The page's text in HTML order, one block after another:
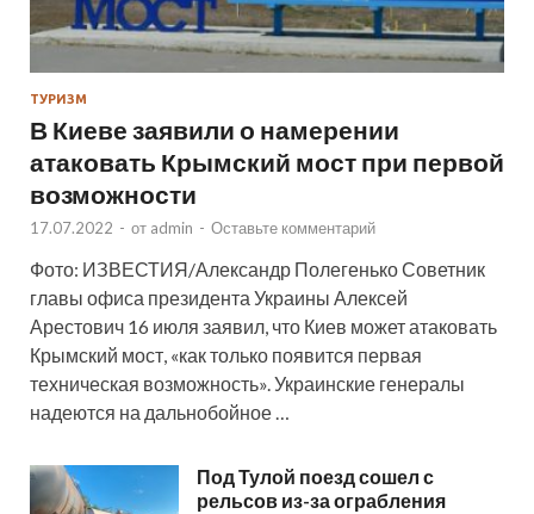
ТУРИЗМ
В Киеве заявили о намерении
атаковать Крымский мост при первой
возможности
17.07.2022 - от admin - Оставьте комментарий
Фото: ИЗВЕСТИЯ/Александр Полегенько Советник
главы офиса президента Украины Алексей
Арестович 16 июля заявил, что Киев может атаковать
Крымский мост, «как только появится первая
техническая возможность». Украинские генералы
надеются на дальнобойное …
Под Тулой поезд сошел с
рельсов из-за ограбления